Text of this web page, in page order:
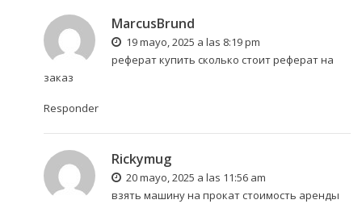
MarcusBrund
19 mayo, 2025 a las 8:19 pm
реферат купить сколько стоит реферат на
заказ
Responder
Rickymug
20 mayo, 2025 a las 11:56 am
взять машину на прокат стоимость аренды